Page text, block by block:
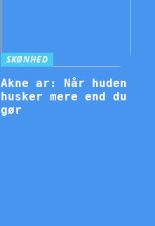
SKØNHED
Akne ar: Når huden
husker mere end du
gør